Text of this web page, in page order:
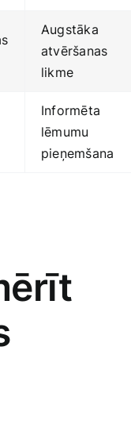
Augstāka
atvēršanas
likme
Informēta
lēmumu
pieņemšana